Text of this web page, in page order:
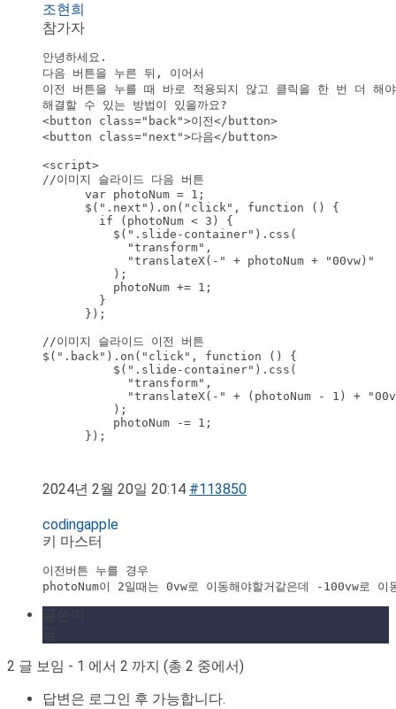
조현희
참가자
안녕하세요.
다음 버튼을 누른 뒤, 이어서
이전 버튼을 누를 때 바로 적용되지 않고 클릭을 한 번 더 해
해결할 수 있는 방법이 있을까요?
<button class="back">이전</button>
<button class="next">다음</button>
<script>
//이미지 슬라이드 다음 버튼
var photoNum = 1;
$(".next").on("click", function () {
if (photoNum < 3) {
$(".slide-container").css(
"transform",
"translateX(-" + photoNum + "00vw)"
);
photoNum += 1;
}
});
//이미지 슬라이드 이전 버튼
$(".back").on("click", function () {
$(".slide-container").css(
"transform",
"translateX(-" + (photoNum - 1) +
);
photoNum -= 1;
});
2024년 2월 20일 20:14 #113850
codingapple
키 마스터
이전버튼 누를 경우
photoNum이 2일때는 0vw로 이동해야할거같은데 -100vw로 이
2 글 보임 - 1 에서 2 까지 (총 2 중에서)
답변은 로그인 후 가능합니다.